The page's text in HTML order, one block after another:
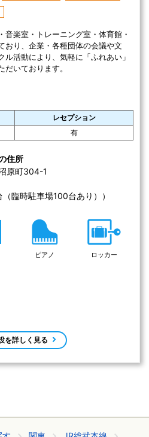
音楽室・トレーニング室・体育館・
おり、企業・各種団体の会議や文
活動により、気軽に「ふれあい」
だいております。
レセプション
有
住所
原町304-1
臨時駐車場100台あり））
ピアノ ロッカー
を詳しく見る